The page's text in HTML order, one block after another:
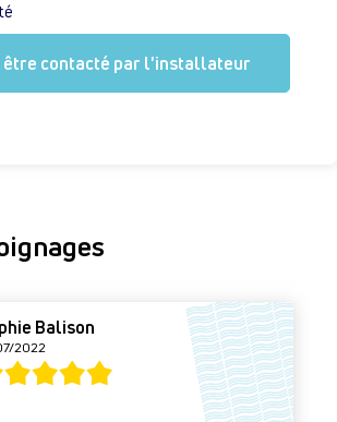
être contacté par l'installateur
Balison
2022